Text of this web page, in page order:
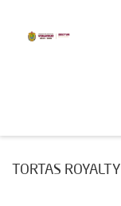
TORTAS ROYALTY